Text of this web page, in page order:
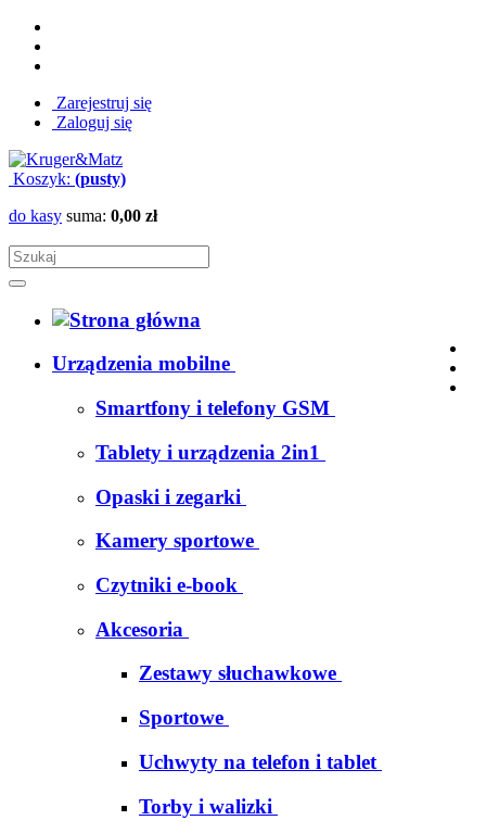
Zarejestruj się
Zaloguj się
Koszyk: (pusty)
do kasy suma: 0,00 zł
Urządzenia mobilne
Smartfony i telefony GSM
Tablety i urządzenia 2in1
Opaski i zegarki
Kamery sportowe
Czytniki e-book
Akcesoria
Zestawy słuchawkowe
Sportowe
Uchwyty na telefon i tablet
Torby i walizki